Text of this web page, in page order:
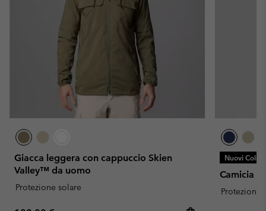
Giacca leggera con cappuccio Skien
Valley™ da uomo
Protezione solare
Nuovi Colori
Camicia
Protezione